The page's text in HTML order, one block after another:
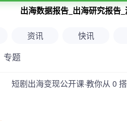
出海数据报告_出海研究报告
资讯 快讯
专题
短剧出海变现公开课·教你从 0